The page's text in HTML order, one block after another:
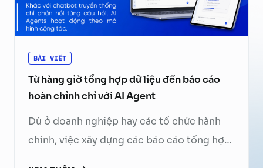
BÀI VIẾT
Từ hàng giờ tổng hợp dữ liệu đến báo cáo
hoàn chỉnh chỉ với AI Agent
Dù ở doanh nghiệp hay các tổ chức hành
chính, việc xây dựng các báo cáo tổng hợp